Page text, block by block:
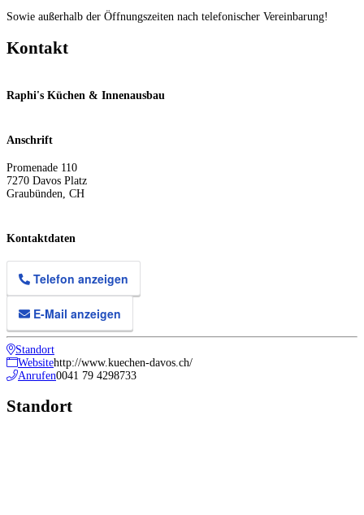
Sowie außerhalb der Öffnungszeiten nach telefonischer Vereinbarung!
Kontakt
Raphi's Küchen & Innenausbau
Anschrift
Promenade 110
7270 Davos Platz
Graubünden, CH
Kontaktdaten
Telefon anzeigen
E-Mail anzeigen
Standort
Websitehttp://www.kuechen-davos.ch/
Anrufen0041 79 4298733
Standort